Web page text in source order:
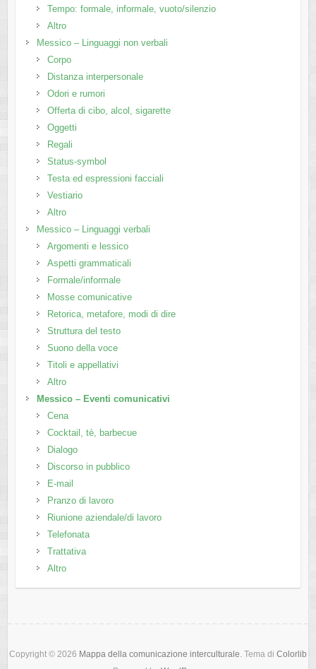
Tempo: formale, informale, vuoto/silenzio
Altro
Messico – Linguaggi non verbali
Corpo
Distanza interpersonale
Odori e rumori
Offerta di cibo, alcol, sigarette
Oggetti
Regali
Status-symbol
Testa ed espressioni facciali
Vestiario
Altro
Messico – Linguaggi verbali
Argomenti e lessico
Aspetti grammaticali
Formale/informale
Mosse comunicative
Retorica, metafore, modi di dire
Struttura del testo
Suono della voce
Titoli e appellativi
Altro
Messico – Eventi comunicativi
Cena
Cocktail, tè, barbecue
Dialogo
Discorso in pubblico
E-mail
Pranzo di lavoro
Riunione aziendale/di lavoro
Telefonata
Trattativa
Altro
Copyright © 2026 Mappa della comunicazione interculturale. Tema di Colorlib